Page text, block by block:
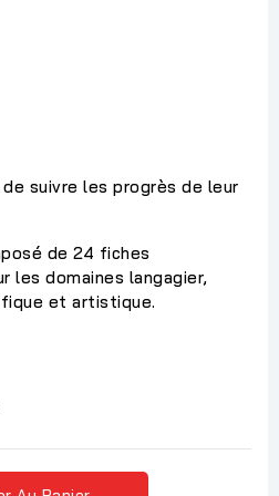
suivre les progrès de leur
de 24 fiches
les domaines langagier,
et artistique.